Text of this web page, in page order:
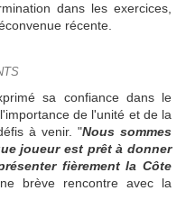
dans les exercices,
récente.
sa confiance dans le
de l'unité et de la
à venir. "Nous sommes
joueur est prêt à donner
fièrement la Côte
brève rencontre avec la